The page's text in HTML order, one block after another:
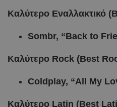
Καλύτερο Εναλλακτικό
Sombr, “Back to
Καλύτερο Rock (Best
Coldplay, “All My
Καλύτερο Latin (Best